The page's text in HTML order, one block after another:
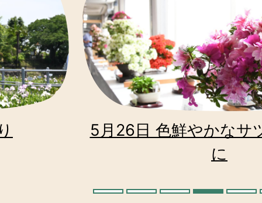
目
の
ス
ラ
ド
5月26日 色鮮やかなサ
に